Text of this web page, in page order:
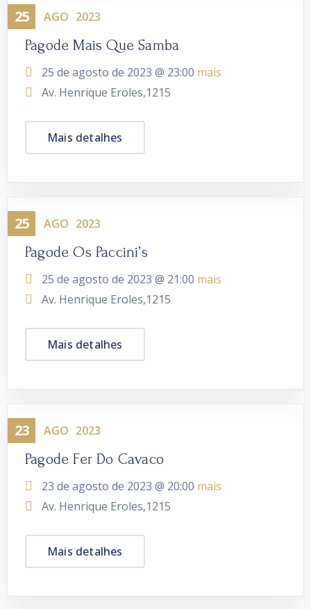
25 AGO 2023
Evento
Pagode Mais Que Samba
25 de agosto de 2023 @ 23:00 mais
Av. Henrique Eroles,1215
Mais detalhes
25 AGO 2023
Evento
Pagode Os Paccini’s
25 de agosto de 2023 @ 21:00 mais
Av. Henrique Eroles,1215
Mais detalhes
23 AGO 2023
Evento
Pagode Fer Do Cavaco
23 de agosto de 2023 @ 20:00 mais
Av. Henrique Eroles,1215
Mais detalhes